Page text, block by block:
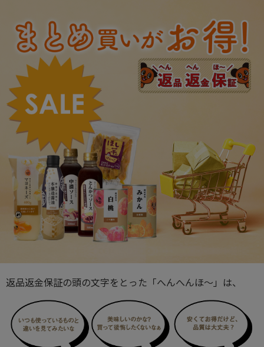
返品返金保証の頭の文字をとった「へんへんほ～」は、